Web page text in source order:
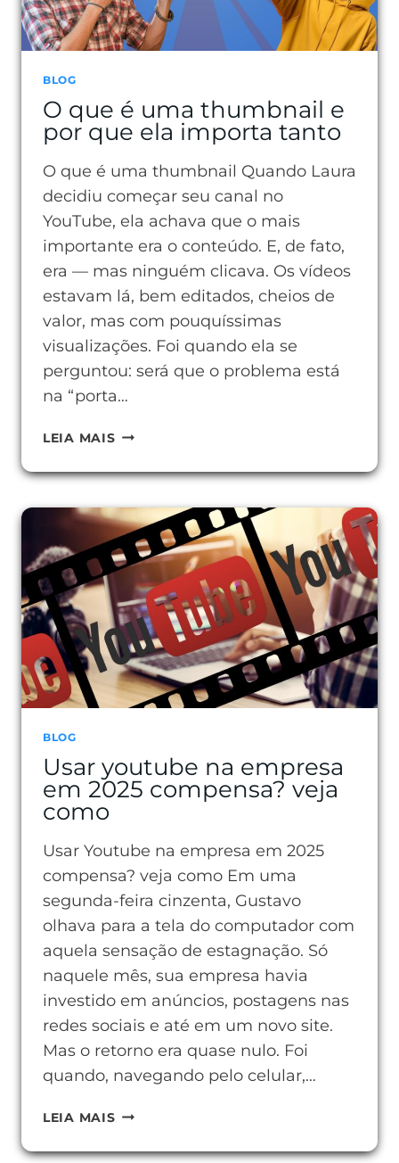
NO
SEU
SITE
BLOG
O que é uma thumbnail e
por que ela importa tanto
O que é uma thumbnail Quando Laura
decidiu começar seu canal no
YouTube, ela achava que o mais
importante era o conteúdo. E, de fato,
era — mas ninguém clicava. Os vídeos
estavam lá, bem editados, cheios de
valor, mas com pouquíssimas
visualizações. Foi quando ela se
perguntou: será que o problema está
na “porta…
LEIA MAISO
UMA
THUMBNAIL
E
POR
QUE
ELA
IMPORTA
TANTO
BLOG
Usar youtube na empresa
em 2025 compensa? veja
como
Usar Youtube na empresa em 2025
compensa? veja como Em uma
segunda-feira cinzenta, Gustavo
olhava para a tela do computador com
aquela sensação de estagnação. Só
naquele mês, sua empresa havia
investido em anúncios, postagens nas
redes sociais e até em um novo site.
Mas o retorno era quase nulo. Foi
quando, navegando pelo celular,…
LEIA MAISUSAR